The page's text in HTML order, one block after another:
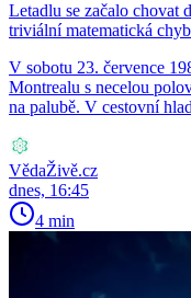
Letadlu se začalo chovat
triviální matematická
V sobotu 23. července
Montrealu s necelou
na palubě. V cestovní
VědaŽivě.cz
dnes, 16:45
4 min